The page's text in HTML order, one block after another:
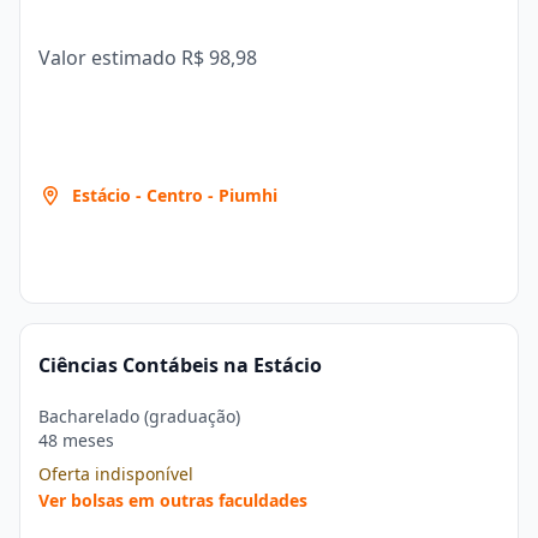
Valor estimado R$ 98,98
Estácio - Centro - Piumhi
Ciências Contábeis na Estácio
Bacharelado (graduação)
48 meses
Oferta indisponível
Ver bolsas em outras faculdades